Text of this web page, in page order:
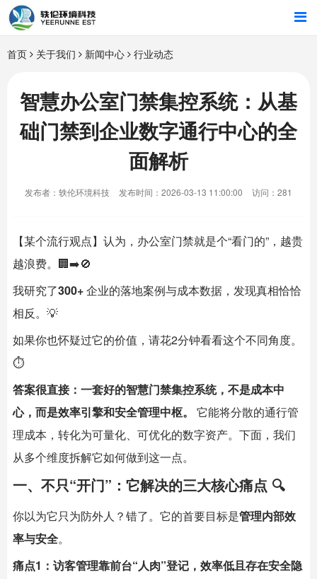
首页
行业解决方案
智能硬件
关于我们
首页 关于我们 新闻中心 行业动态
智慧办公室门禁集控系统：从基
础门禁到企业数字通行中心的全
面解析
发布者：轶伦环境科技 发布时间：2026-03-13 11:00:00 访问：281
【某个流行观点】认为，办公室门禁就是个“看门的”，越贵
越浪费。🏢➡️🚫
我研究了300+​ 企业的落地案例与成本数据，发现真相恰恰
相反。💡
如果你也怀疑过它的价值，请花2分钟看看这个不同角度。
⏱️
答案很直接：一套好的智慧门禁集控系统，不是成本中
心，而是效率引擎和安全管理中枢。
​ 它能将分散的通行管
理成本，转化为可量化、可优化的数字资产。下面，我们
从多个维度拆解它如何做到这一点。
一、不只“开门”：它解决的三大核心痛点 🔍
你以为它只为防外人？错了。它的首要目标是管理内部效
率与安全。
痛点1：访客管理靠前台“人肉”登记，效率低且存在安全隐